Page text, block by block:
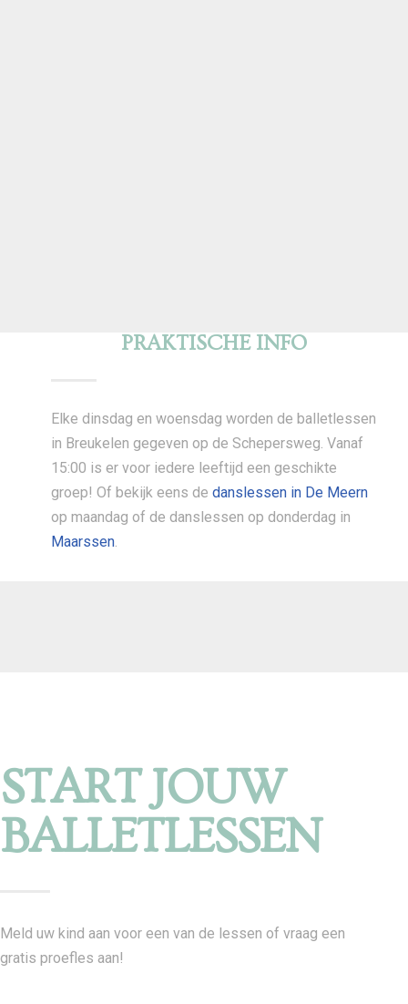
PRAKTISCHE INFO
Elke dinsdag en woensdag worden de balletlessen
in Breukelen gegeven op de Schepersweg. Vanaf
15:00 is er voor iedere leeftijd een geschikte
groep! Of bekijk eens dedanslessen in De Meern
op maandag of de danslessen op donderdag in
Maarssen.
START JOUW
BALLETLESSEN
Meld uw kind aan voor een van de lessen of vraag een
gratis proefles aan!